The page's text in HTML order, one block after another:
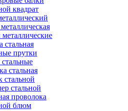
квадрат
стальная
прутки
стальная
стальной
стальной
проволока
блюм